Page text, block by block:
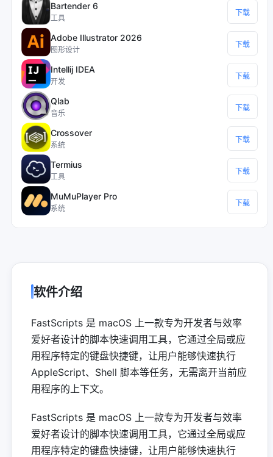
软件介绍
FastScripts 是 macOS 上一款专为开发者与效率
爱好者设计的脚本快速调用工具，它通过全局或应
用程序特定的键盘快捷键，让用户能够快速执行
AppleScript、Shell 脚本等任务，无需离开当前应
用程序的上下文。
FastScripts 是 macOS 上一款专为开发者与效率
爱好者设计的脚本快速调用工具，它通过全局或应
用程序特定的键盘快捷键，让用户能够快速执行
Bartender 6
工具
下载
Adobe Illustrator 2026
图形设计
下载
Intellij IDEA
开发
下载
Qlab
音乐
下载
Crossover
系统
下载
Termius
工具
下载
MuMuPlayer Pro
系统
下载